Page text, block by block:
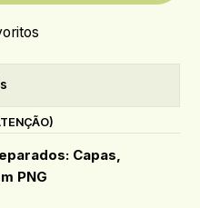
Capas,
PNG